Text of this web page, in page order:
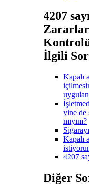
4207
İlgili
Kapalı
yine de
mıyım?
Kapalı
4207
Diğer